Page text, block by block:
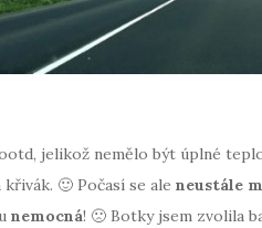
jelikož nemělo být úplné
🙂 Počasí se ale neustále
nemocná! 🙁 Botky jsem zvolila